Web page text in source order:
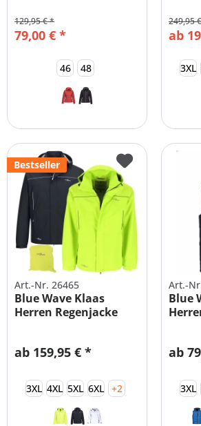
79,00 € *
129,95 € *
46 48
ab
249,95
3XL
Bestseller
Art.-Nr. 26465
Blue Wave Klaas
Herren Regenjacke
ab 159,95 € *
3XL 4XL 5XL 6XL +2
Art.-
Blue
ab
3XL